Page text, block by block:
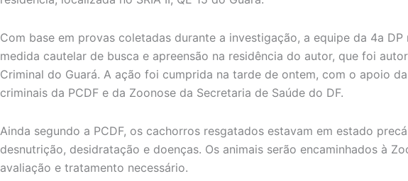
Com base em provas coletadas durante a investigação, a equipe da 4a
medida cautelar de busca e apreensão na residência do autor, que foi
Criminal do Guará. A ação foi cumprida na tarde de ontem, com o apoio
criminais da PCDF e da Zoonose da Secretaria de Saúde do DF.
Ainda segundo a PCDF, os cachorros resgatados estavam em estado
desnutrição, desidratação e doenças. Os animais serão encaminhados à
avaliação e tratamento necessário.